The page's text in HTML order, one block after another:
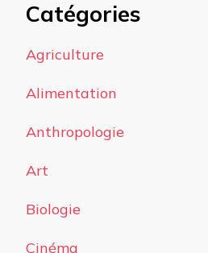
Catégories
Agriculture
Alimentation
Anthropologie
Art
Biologie
Cinéma